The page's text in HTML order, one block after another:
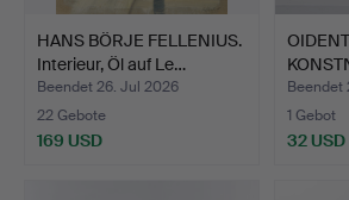
HANS BÖRJE FELLENIUS.
Interieur, Öl auf Le…
Beendet 26. Jul 2026
22 Gebote
169 USD
Beendet
1 Gebot
32 USD